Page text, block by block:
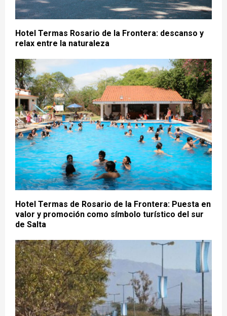
Hotel Termas Rosario de la Frontera: descanso y
relax entre la naturaleza
Hotel Termas de Rosario de la Frontera: Puesta en
valor y promoción como símbolo turístico del sur
de Salta